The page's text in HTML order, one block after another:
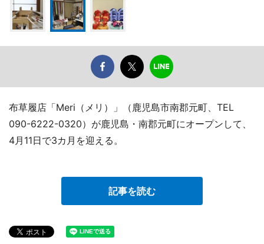
布草履店「Meri（メリ）」（鹿児島市南郡元町、TEL
090-6222-0320）が鹿児島・南郡元町にオープンして、
4月11日で3カ月を迎える。
記事を読む